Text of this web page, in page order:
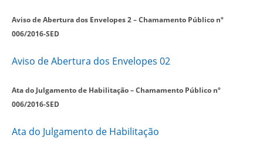
Aviso de Abertura dos Envelopes 2 – Chamamento Público nº
006/2016-SED
Aviso de Abertura dos Envelopes 02
Ata do Julgamento de Habilitação– Chamamento Público nº
006/2016-SED
Ata do Julgamento de Habilitação